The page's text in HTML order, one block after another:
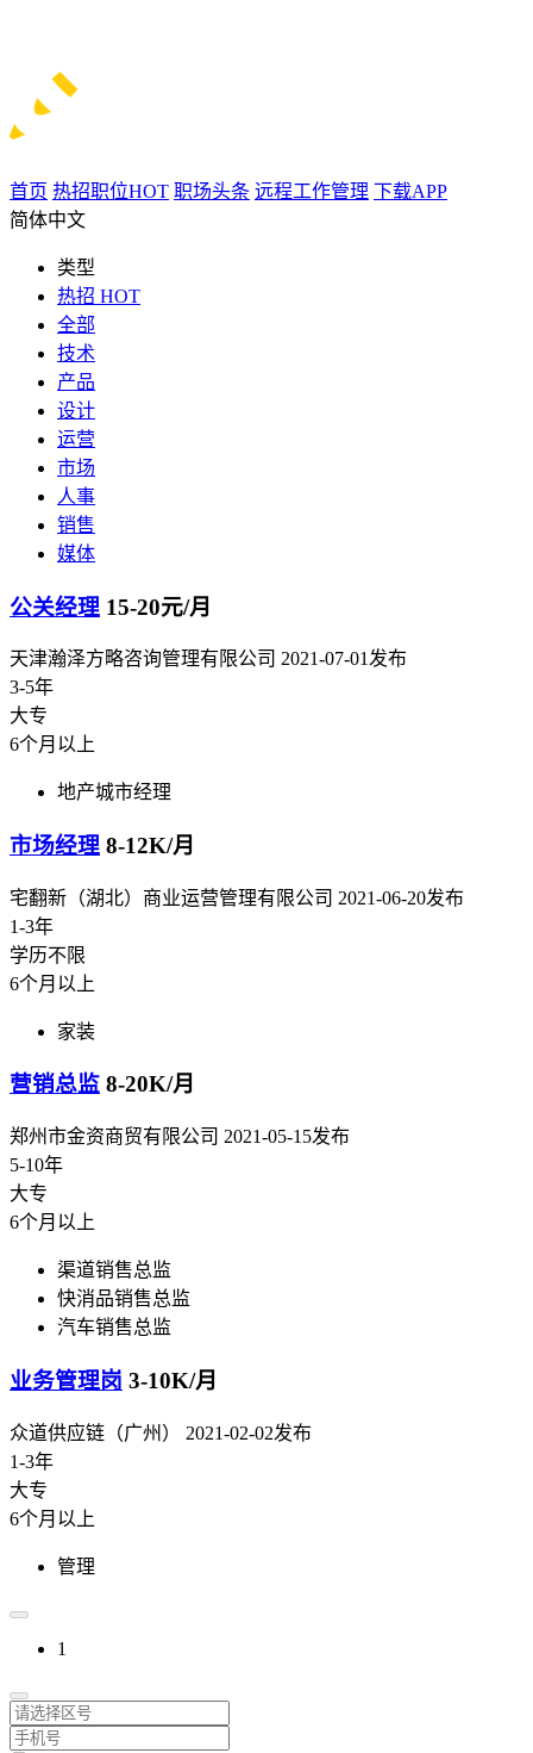
首页 热招职位HOT 职场头条 远程工作管理 下载APP
简体中文
类型
热招 HOT
全部
技术
产品
设计
运营
市场
人事
销售
媒体
公关经理 15-20元/月
天津瀚泽方略咨询管理有限公司 2021-07-01发布
3-5年
大专
6个月以上
地产城市经理
市场经理 8-12K/月
宅翻新（湖北）商业运营管理有限公司 2021-06-20发布
1-3年
学历不限
6个月以上
家装
营销总监 8-20K/月
郑州市金资商贸有限公司 2021-05-15发布
5-10年
大专
6个月以上
渠道销售总监
快消品销售总监
汽车销售总监
业务管理岗 3-10K/月
众道供应链（广州）
2021-02-02发布
1-3年
大专
6个月以上
管理
1